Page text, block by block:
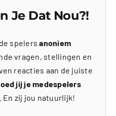
Je Dat Nou?!
spelersanoniem
vragen, stellingen en
reacties aan de juiste
jij je medespelers
zij jou natuurlijk!